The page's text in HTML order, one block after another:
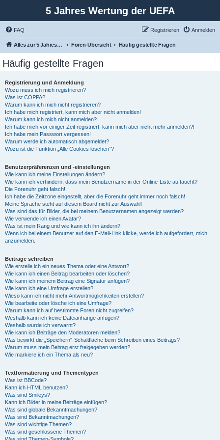
5 Jahres Wertung der UEFA
FAQ Anmelden
Registrieren
Alles zur 5 Jahreswertung / Tabelle der UEFA mit vielen Statistiken. Foren-Übersicht Häufig gestellte Fragen
Häufig gestellte Fragen
Registrierung und Anmeldung
Wozu muss ich mich registrieren?
Was ist COPPA?
Warum kann ich mich nicht registrieren?
Ich habe mich registriert, kann mich aber nicht anmelden!
Warum kann ich mich nicht anmelden?
Ich habe mich vor einiger Zeit registriert, kann mich aber nicht mehr anmelden?!
Ich habe mein Passwort vergessen!
Warum werde ich automatisch abgemeldet?
Wozu ist die Funktion „Alle Cookies löschen“?
Benutzerpräferenzen und -einstellungen
Wie kann ich meine Einstellungen ändern?
Wie kann ich verhindern, dass mein Benutzername in der Online-Liste auftaucht?
Die Forenuhr geht falsch!
Ich habe die Zeitzone eingestellt, aber die Forenuhr geht immer noch falsch!
Meine Sprache steht auf diesem Board nicht zur Auswahl!
Was sind das für Bilder, die bei meinem Benutzernamen angezeigt werden?
Wie verwende ich einen Avatar?
Was ist mein Rang und wie kann ich ihn ändern?
Wenn ich bei einem Benutzer auf den E-Mail-Link klicke, werde ich aufgefordert, mich
anzumelden.
Beiträge schreiben
Wie erstelle ich ein neues Thema oder eine Antwort?
Wie kann ich einen Beitrag bearbeiten oder löschen?
Wie kann ich meinem Beitrag eine Signatur anfügen?
Wie kann ich eine Umfrage erstellen?
Wieso kann ich nicht mehr Antwortmöglichkeiten erstellen?
Wie bearbeite oder lösche ich eine Umfrage?
Warum kann ich auf bestimmte Foren nicht zugreifen?
Weshalb kann ich keine Dateianhänge anfügen?
Weshalb wurde ich verwarnt?
Wie kann ich Beiträge den Moderatoren melden?
Was bewirkt die „Speichern“-Schaltfläche beim Schreiben eines Beitrags?
Warum muss mein Beitrag erst freigegeben werden?
Wie markiere ich ein Thema als neu?
Textformatierung und Thementypen
Was ist BBCode?
Kann ich HTML benutzen?
Was sind Smileys?
Kann ich Bilder in meine Beiträge einfügen?
Was sind globale Bekanntmachungen?
Was sind Bekanntmachungen?
Was sind wichtige Themen?
Was sind geschlossene Themen?